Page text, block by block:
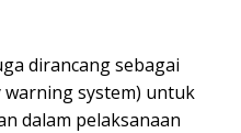
dirancang sebagai
system) untuk
dalam pelaksanaan